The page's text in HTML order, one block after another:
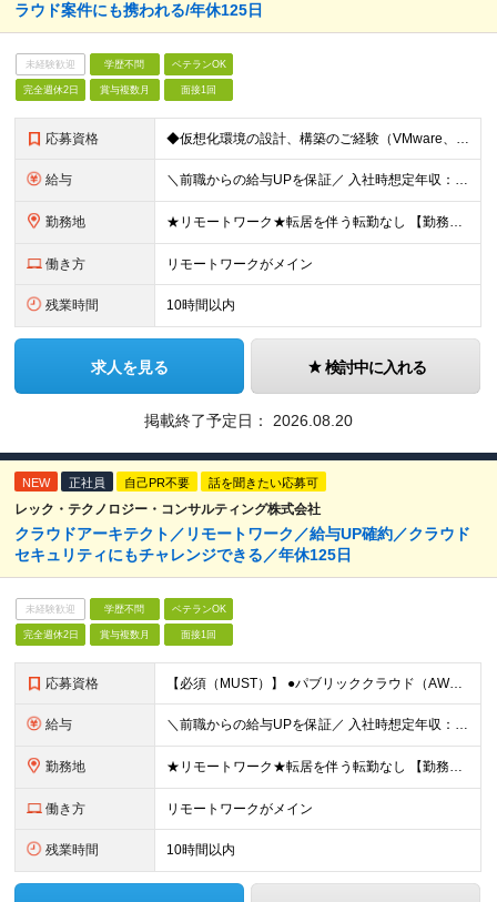
ラウド案件にも携われる/年休125日
未経験歓迎 学歴不問 ベテランOK
完全週休2日 賞与複数月 面接1回
応募資格 ◆仮想化環境の設計、構築のご経験（VMware、Oracle VM、Xen、Hyper－V） ※システム規模は不問 ◆学歴不問 ＼歓迎する人物像／ ◎新しい技術にアンテナを張り、将来に備えたい方
給与 ＼前職からの給与UPを保証／ 入社時想定年収：600～1000万円 月給40万円～ + 賞与年2回 + 住宅手当（月2～3万円）+ 在宅勤務手当（月3千円）+ 残業代 ※月給にみなし残業は含みません
勤務地 ★リモートワーク★転居を伴う転勤なし 【勤務地】 ■本社／東京都港区新橋2-9-17 ■首都圏（東京・埼玉・神奈川・千葉）のプロジェクト先 リモートワークでの勤務がメインです。 適宜対面で集まる機
働き方 リモートワークがメイン
残業時間 10時間以内
求人を見る 検討中に入れる
掲載終了予定日： 2026.08.20
NEW 正社員 自己PR不要 話を聞きたい応募可
レック・テクノロジー・コンサルティング株式会社
クラウドアーキテクト／リモートワーク／給与UP確約／クラウド
セキュリティにもチャレンジできる／年休125日
未経験歓迎 学歴不問 ベテランOK
完全週休2日 賞与複数月 面接1回
応募資格 【必須（MUST）】 ●パブリッククラウド（AWS、GCP、Azureなど）を利用した設計、構築経験 ※学歴不問 【歓迎（WANT）】 ●パブリッククラウドを利用したインフラ／サービス運用経験 ●D
給与 ＼前職からの給与UPを保証／ 入社時想定年収：600～1000万円 月給40万円～ + 賞与年2回 + 住宅手当（月2～3万円）+ 在宅勤務手当（月3千円）+ 残業代 ※月給にみなし残業は含みません
勤務地 ★リモートワーク★転居を伴う転勤なし 【勤務地】 ■本社／東京都港区新橋2-9-17 ■首都圏（東京・埼玉・神奈川・千葉）のプロジェクト先 リモートワークでの勤務がメインです。 適宜対面で集まる機
働き方 リモートワークがメイン
残業時間 10時間以内